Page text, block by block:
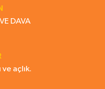
DAVA
açlık.